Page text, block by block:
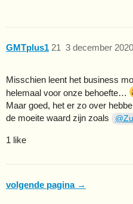
GMTplus1 3 december
21
Misschien leent het business
helemaal voor onze behoefte…
Maar goed, het er zo over
de moeite waard zijn zoals
1 like
volgende pagina →